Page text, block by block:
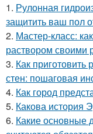
1. Рулонная
защитить ваш пол
2. Мастер-класс:
раствором своими
3. Как приготовить
стен: пошаговая
4. Как город
5. Какова история
6. Какие основные